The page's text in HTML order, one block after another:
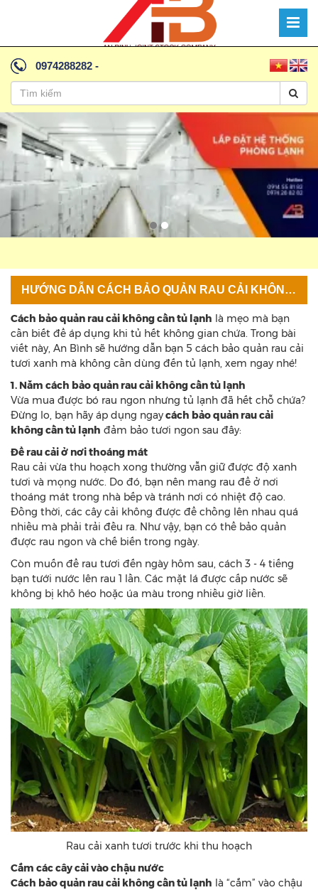
0974288282 -
HƯỚNG DẪN CÁCH BẢO QUẢN RAU CẢI KHÔNG CẦN TỦ LẠNH
Cách bảo quản rau cải không cần tủ lạnh là mẹo mà bạn
cần biết để áp dụng khi tủ hết không gian chứa. Trong bài
viết này, An Bình sẽ hướng dẫn bạn 5 cách bảo quản rau cải
tươi xanh mà không cần dùng đến tủ lạnh, xem ngay nhé!
1. Năm cách bảo quản rau cải không cần tủ lạnh
Vừa mua được bó rau ngon nhưng tủ lạnh đã hết chỗ chứa?
Đừng lo, bạn hãy áp dụng ngaycách bảo quản rau cải
không cần tủ lạnh đảm bảo tươi ngon sau đây:
Để rau cải ở nơi thoáng mát
Rau cải vừa thu hoạch xong thường vẫn giữ được độ xanh
tươi và mọng nước. Do đó, bạn nên mang rau để ở nơi
thoáng mát trong nhà bếp và tránh nơi có nhiệt độ cao.
Đồng thời, các cây cải không được để chồng lên nhau quá
nhiều mà phải trải đều ra. Như vậy, bạn có thể bảo quản
được rau ngon và chế biến trong ngày.
Còn muốn để rau tươi đến ngày hôm sau, cách 3 - 4 tiếng
bạn tưới nước lên rau 1 lần. Các mặt lá được cấp nước sẽ
không bị khô héo hoặc úa màu trong nhiều giờ liền.
Rau cải xanh tươi trước khi thu hoạch
Cắm các cây cải vào chậu nước
Cách bảo quản rau cải không cần tủ lạnh là “cắm” vào chậu